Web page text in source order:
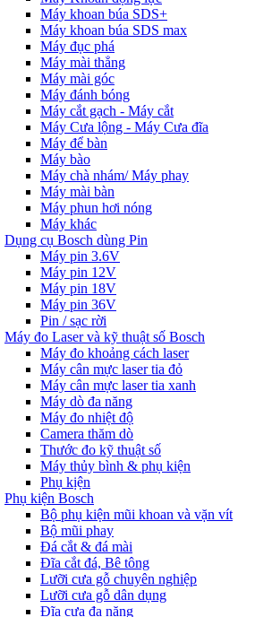
Máy khoan búa SDS+
Máy khoan búa SDS max
Máy đục phá
Máy mài thẳng
Máy mài góc
Máy đánh bóng
Máy cắt gạch - Máy cắt
Máy Cưa lộng - Máy Cưa đĩa
Máy để bàn
Máy bào
Máy chà nhám/ Máy phay
Máy mài bàn
Máy phun hơi nóng
Máy khác
Dụng cụ Bosch dùng Pin
Máy pin 3.6V
Máy pin 12V
Máy pin 18V
Máy pin 36V
Pin / sạc rời
Máy đo Laser và kỹ thuật số Bosch
Máy đo khoảng cách laser
Máy cân mực laser tia đỏ
Máy cân mực laser tia xanh
Máy dò đa năng
Máy đo nhiệt độ
Camera thăm dò
Thước đo kỹ thuật số
Máy thủy bình & phụ kiện
Phụ kịện
Phụ kiện Bosch
Bộ phụ kiện mũi khoan và vặn vít
Bộ mũi phay
Đá cắt & đá mài
Đĩa cắt đá, Bê tông
Lưỡi cưa gỗ chuyên nghiệp
Lưỡi cưa gỗ dân dụng
Đĩa cưa đa năng